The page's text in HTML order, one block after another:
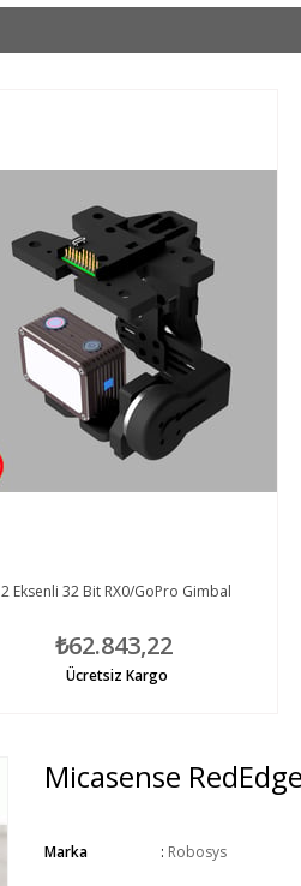
2 Eksenli 32 Bit RX0/GoPro Gimbal
₺62.843,22
Ücretsiz Kargo
Micasense
Marka : Robosys